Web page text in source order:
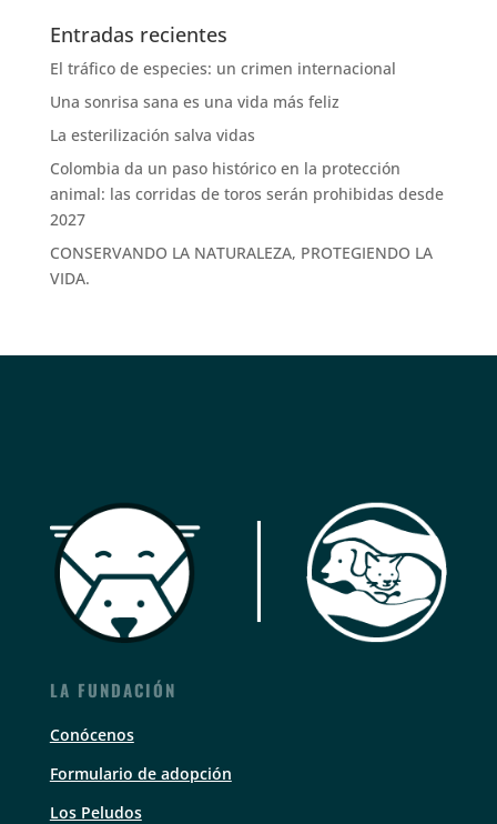
Entradas recientes
El tráfico de especies: un crimen internacional
Una sonrisa sana es una vida más feliz
La esterilización salva vidas
Colombia da un paso histórico en la protección
animal: las corridas de toros serán prohibidas desde
2027
CONSERVANDO LA NATURALEZA, PROTEGIENDO LA
VIDA.
LA FUNDACIÓN
Conócenos
Formulario de adopción
Los Peludos